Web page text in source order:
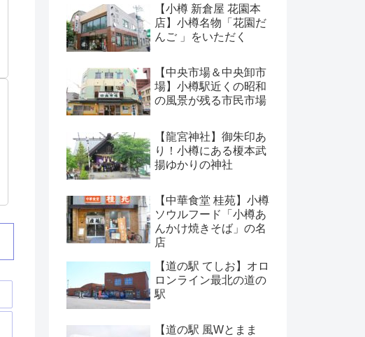
【小樽 新倉屋 花園本
店】小樽名物「花園だ
んご 」をいただく
【中央市場＆中央卸市
場】小樽駅近くの昭和
の風景が残る市民市場
【龍宮神社】御朱印あ
り！小樽にある榎本武
揚ゆかりの神社
【中華食堂 桂苑】小樽
ソウルフード「小樽あ
んかけ焼きそば」の名
店
【道の駅 てしお】オロ
ロンライン最北の道の
駅
【道の駅 風Wとまま